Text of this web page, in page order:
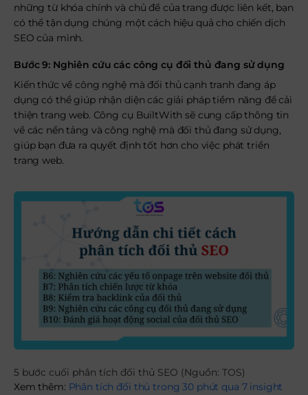
những từ khóa chính và chủ đề của trang được liên kết, bạn
có thể tận dụng chúng một cách hiệu quả cho chiến dịch
SEO của mình.
Bước 9: Nghiên cứu các công cụ đối thủ đang sử dụng
Kiến thức về công nghệ mà đối thủ cạnh tranh đang áp
dụng có thể giúp nhận diện các giải pháp tiềm năng để cải
thiện trang web. Công cụ BuiltWith sẽ cung cấp thông tin
về các nền tảng và công nghệ mà đối thủ đang sử dụng,
giúp bạn đưa ra quyết định tốt hơn cho việc phát triển
trang web.
5 bước cuối phân tích đối thủ SEO (Nguồn: TOS)
Xem thêm: Phân tích đối thủ trong 30 phút qua 7 insight